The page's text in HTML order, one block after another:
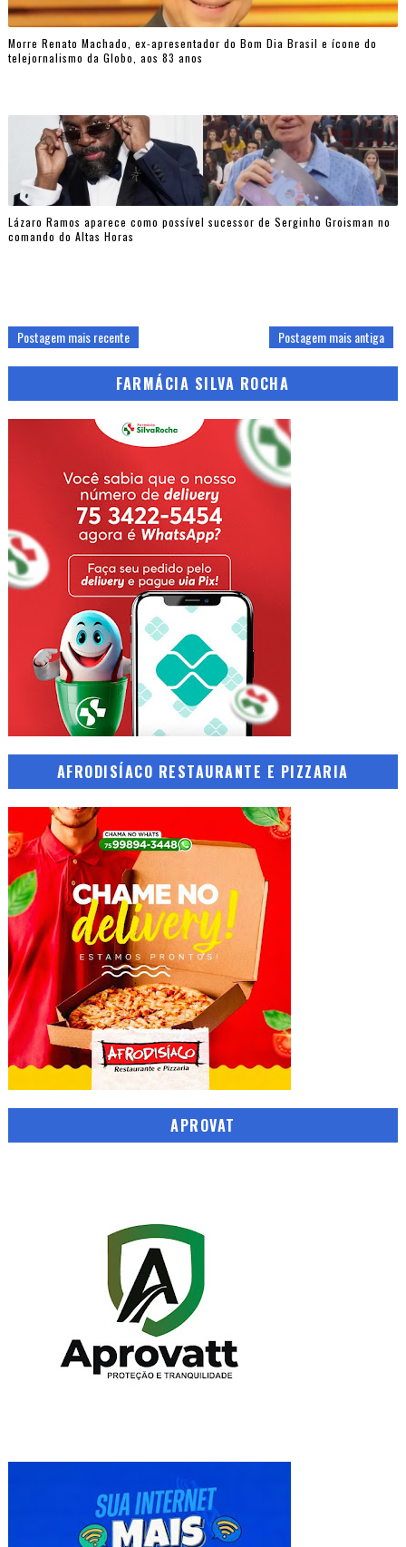
Morre Renato Machado, ex-apresentador do Bom Dia Brasil e ícone do
telejornalismo da Globo, aos 83 anos
Lázaro Ramos aparece como possível sucessor de Serginho Groisman no
comando do Altas Horas
Postagem mais recente Postagem mais antiga
FARMÁCIA SILVA ROCHA
AFRODISÍACO RESTAURANTE E PIZZARIA
APROVAT